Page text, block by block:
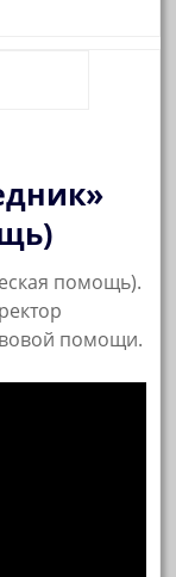
помощь).
помощи.